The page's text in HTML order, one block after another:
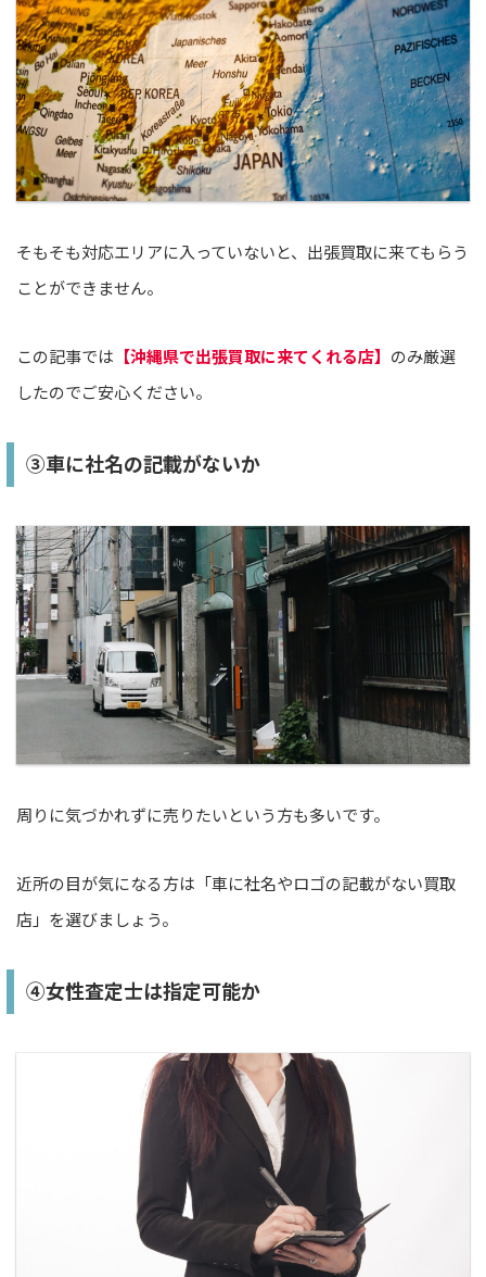
そもそも対応エリアに入っていないと、出張買取に来てもらう
ことができません。
この記事では 【沖縄県で出張買取に来てくれる店】 のみ厳選
したのでご安心ください。
③車に社名の記載がないか
周りに気づかれずに売りたいという方も多いです。
近所の目が気になる方は「車に社名やロゴの記載がない買取
店」を選びましょう。
④女性査定士は指定可能か